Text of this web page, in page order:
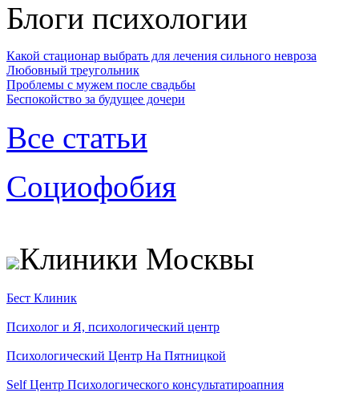
Блоги психологии
Какой стационар выбрать для лечения сильного невроза
Любовный треугольник
Проблемы с мужем после свадьбы
Беспокойство за будущее дочери
Все статьи
Социофобия
Клиники Москвы
Бест Клиник
Психолог и Я, психологический центр
Психологический Центр На Пятницкой
Self Центр Психологического консультатироапния